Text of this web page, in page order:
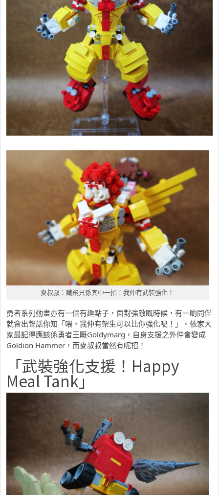
麥叔叔：識飛只係其中一招！我仲有武裝強化！
勇者系列動畫亦有一個有趣點子，面對強敵嘅時候，有一啲同伴
就會出聲話你知「喂，我仲有架生可以比你強化喎！」。依家大
家最記得應該係勇者王嘅Goldymarg，自身支援之外仲會變成
Goldion Hammer，而麥叔叔當然有呢招！
「武裝強化支援！Happy
Meal Tank」